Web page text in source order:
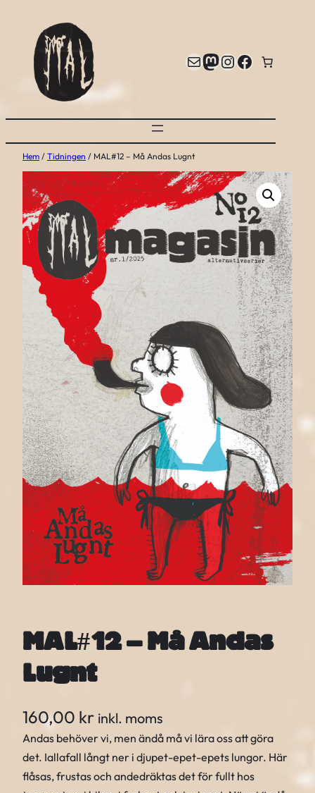
innehåll
E-post Mastodon InstagramFacebook
Hem / Tidningen / MAL#12 – Må Andas Lugnt
MAL#12 – Må Andas
Lugnt
160,00 kr inkl. moms
Andas behöver vi, men ändå må vi lära oss att göra
det. Iallafall långt ner i djupet-epet-epets lungor. Här
flåsas, frustas och andedräktas det för fullt hos